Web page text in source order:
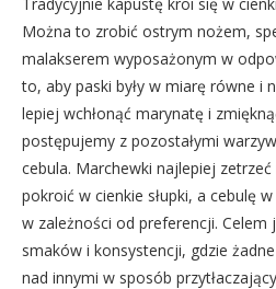
Można to zrobić ostrym nożem,
malakserem wyposażonym w
to, aby paski były w miarę równe i
lepiej wchłonąć marynatę i
postępujemy z pozostałymi
cebula. Marchewki najlepiej
pokroić w cienkie słupki, a cebulę
w zależności od preferencji. Celem
smaków i konsystencji, gdzie
nad innymi w sposób